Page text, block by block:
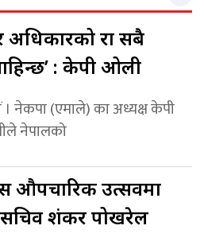
रक्षा सबै
: केपी ओली
। नेकपा (एमाले) का अध्यक्ष केपी
नेपालको
औपचारिक उत्सवमा
शंकर पोखरेल